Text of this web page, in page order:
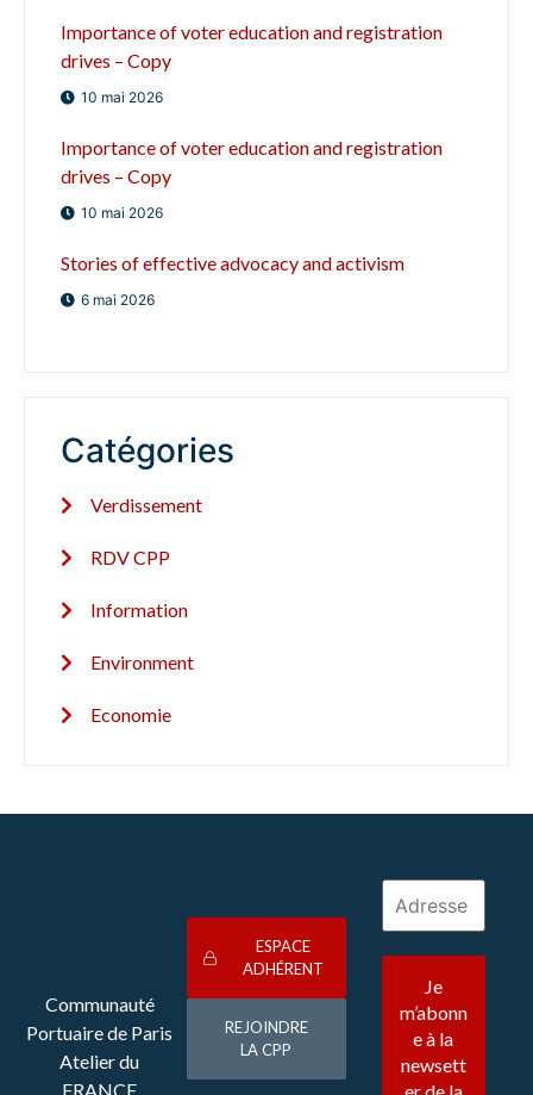
Importance of voter education and registration
drives – Copy
10 mai 2026
Importance of voter education and registration
drives – Copy
10 mai 2026
Stories of effective advocacy and activism
6 mai 2026
Catégories
Verdissement
RDV CPP
Information
Environment
Economie
Communauté
Portuaire de Paris
Atelier du
FRANCE
ESPACE
ADHÉRENT
REJOINDRE
LA CPP